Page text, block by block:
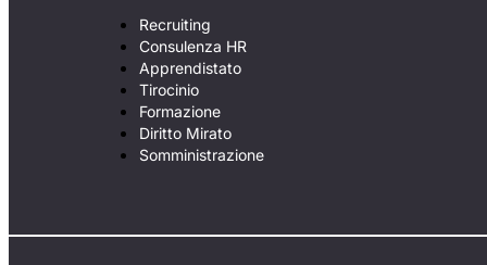
Recruiting
Consulenza HR
Apprendistato
Tirocinio
Formazione
Diritto Mirato
Somministrazione